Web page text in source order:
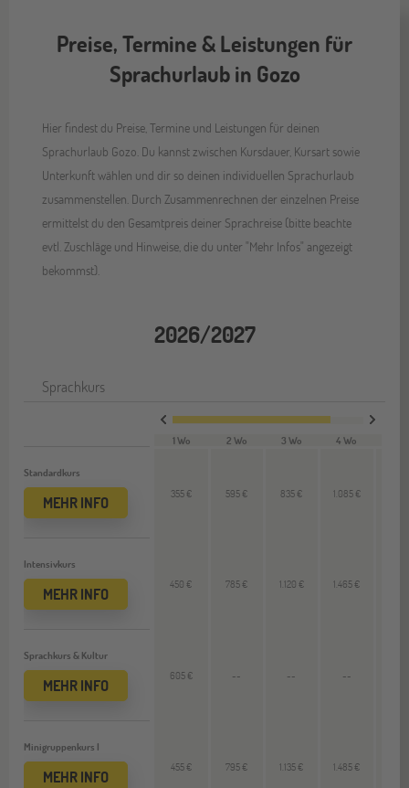
Preise, Termine & Leistungen für
Sprachurlaub in Gozo
Hier findest du Preise, Termine und Leistungen für deinen
Sprachurlaub Gozo. Du kannst zwischen Kursdauer, Kursart sowie
Unterkunft wählen und dir so deinen individuellen Sprachurlaub
zusammenstellen. Durch Zusammenrechnen der einzelnen Preise
ermittelst du den Gesamtpreis deiner Sprachreise (bitte beachte
evtl. Zuschläge und Hinweise, die du unter "Mehr Infos" angezeigt
bekommst).
2026/2027
Sprachkurs
Standardkurs
MEHR INFO
Intensivkurs
MEHR INFO
Sprachkurs & Kultur
MEHR INFO
Minigruppenkurs I
MEHR INFO
1 Wo 2 Wo 3 Wo 4 Wo
355 € 595 € 835 € 1.085 €
450 € 785 € 1.120 € 1.465 €
605 € -- -- --
455 € 795 € 1.135 € 1.485 €